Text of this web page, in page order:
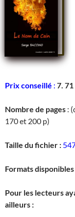
Prix conseillé : 7. 71
Nombre de pages :
170 et 200 p)
Taille du fichier :
Formats disponibles
Pour les lecteurs
ailleurs :